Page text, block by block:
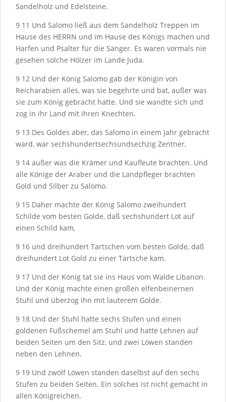
Sandelholz und Edelsteine.
9 11 Und Salomo ließ aus dem Sandelholz Treppen im
Hause des HERRN und im Hause des Königs machen und
Harfen und Psalter für die Sänger. Es waren vormals nie
gesehen solche Hölzer im Lande Juda.
9 12 Und der König Salomo gab der Königin von
Reicharabien alles, was sie begehrte und bat, außer was
sie zum König gebracht hatte. Und sie wandte sich und
zog in ihr Land mit ihren Knechten.
9 13 Des Goldes aber, das Salomo in einem Jahr gebracht
ward, war sechshundertsechsundsechzig Zentner,
9 14 außer was die Krämer und Kaufleute brachten. Und
alle Könige der Araber und die Landpfleger brachten
Gold und Silber zu Salomo.
9 15 Daher machte der König Salomo zweihundert
Schilde vom besten Golde, daß sechshundert Lot auf
einen Schild kam,
9 16 und dreihundert Tartschen vom besten Golde, daß
dreihundert Lot Gold zu einer Tartsche kam.
9 17 Und der König tat sie ins Haus vom Walde Libanon.
Und der König machte einen großen elfenbeinernen
Stuhl und überzog ihn mit lauterem Golde.
9 18 Und der Stuhl hatte sechs Stufen und einen
goldenen Fußschemel am Stuhl und hatte Lehnen auf
beiden Seiten um den Sitz, und zwei Löwen standen
neben den Lehnen.
9 19 Und zwölf Löwen standen daselbst auf den sechs
Stufen zu beiden Seiten. Ein solches ist nicht gemacht in
allen Königreichen.